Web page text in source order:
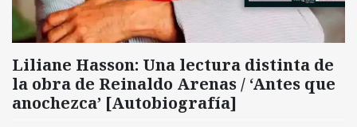
Liliane Hasson: Una lectura distinta de
la obra de Reinaldo Arenas / ‘Antes que
anochezca’ [Autobiografía]